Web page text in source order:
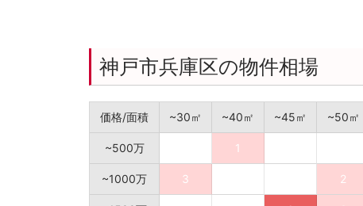
神戸市兵庫区の物件相場
価格/面積 ~30㎡ ~40㎡ ~45㎡ ~50㎡
~500万 1
~1000万 3 2